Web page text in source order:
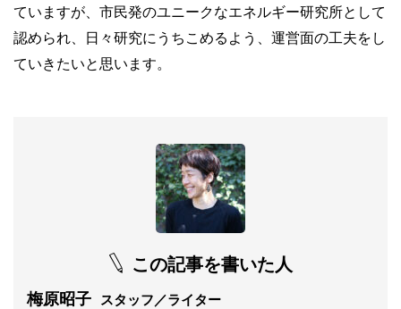
ていますが、市民発のユニークなエネルギー研究所として
認められ、日々研究にうちこめるよう、運営面の工夫をし
ていきたいと思います。
この記事を書いた人
梅原昭子 スタッフ／ライター